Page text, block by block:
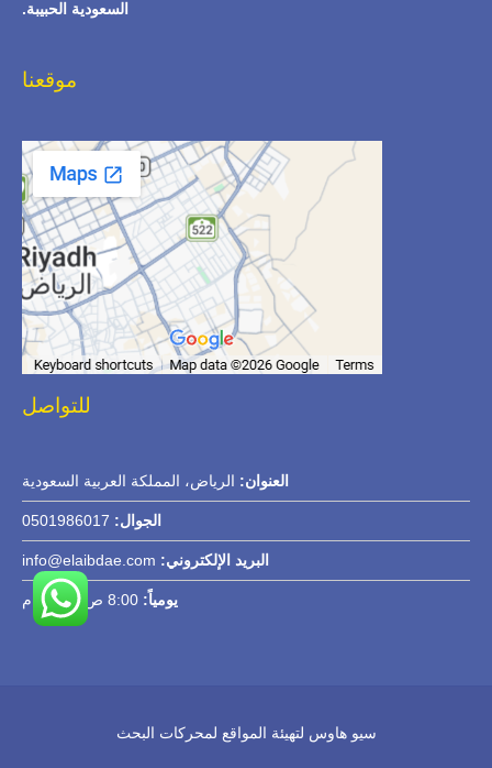
السعودية الحبيبة.
موقعنا
للتواصل
العنوان: الرياض، المملكة العربية السعودية
الجوال:
البريد الإلكتروني:
يومياً:
سيو هاوس لتهيئة المواقع لمحركات البحث